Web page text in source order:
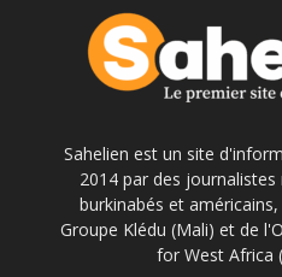
Sahelien est un site
2014 par des journalistes
burkinabés et
Groupe Klédu (Mali) et de
for West Africa